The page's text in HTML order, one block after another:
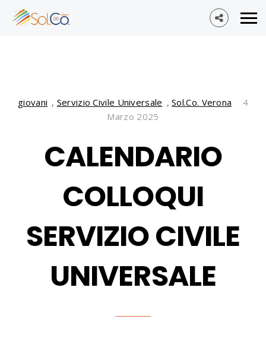
giovani , Servizio Civile Universale ,Sol.Co. Verona
4
Marzo 2025
CALENDARIO
COLLOQUI
SERVIZIO CIVILE
UNIVERSALE